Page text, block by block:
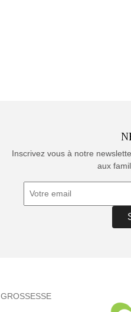
Inscrivez vous à notre
aux
GROSSESSE